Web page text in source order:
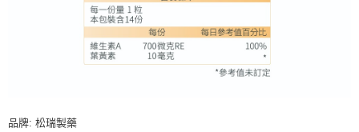
品牌: 松瑞製藥